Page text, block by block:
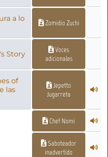
a lo
Zomidio Zuchi
Story
Voces
adicionales
of
las
Jepetto
Jugarreta
Chef Nomi
Saboteador
inadvertido